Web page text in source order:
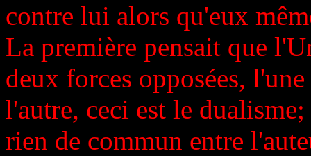
contre lui alors qu'eux
La première pensait que
deux forces opposées,
l'autre, ceci est le
rien de commun entre